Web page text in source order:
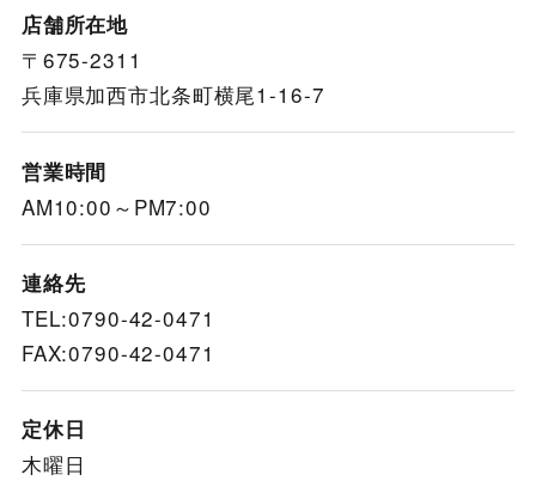
店舗所在地
〒675-2311
兵庫県加西市北条町横尾1-16-7
営業時間
AM10:00～PM7:00
連絡先
TEL:0790-42-0471
FAX:0790-42-0471
定休日
木曜日